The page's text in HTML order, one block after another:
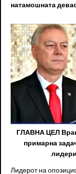
натамошната
ГЛАВНА ЦЕЛ
примарна
Лидерот на